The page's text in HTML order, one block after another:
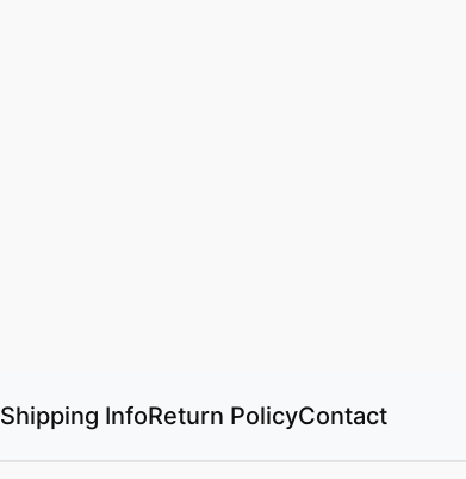
Shipping InfoReturn PolicyContact